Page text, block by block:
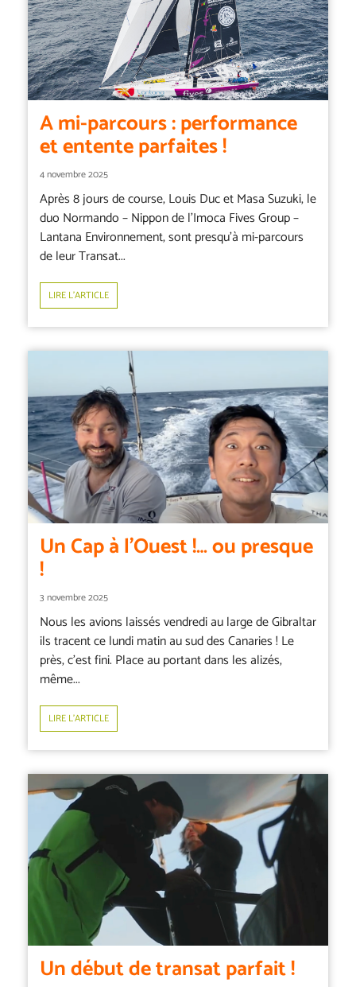
A mi-parcours : performance
et entente parfaites !
4 novembre 2025
Après 8 jours de course, Louis Duc et Masa Suzuki, le
duo Normando – Nippon de l’Imoca Fives Group –
Lantana Environnement, sont presqu’à mi-parcours
de leur Transat...
LIRE L’ARTICLE
Un Cap à l’Ouest !… ou presque
!
3 novembre 2025
Nous les avions laissés vendredi au large de Gibraltar
ils tracent ce lundi matin au sud des Canaries ! Le
près, c’est fini. Place au portant dans les alizés,
même...
LIRE L’ARTICLE
Un début de transat parfait !